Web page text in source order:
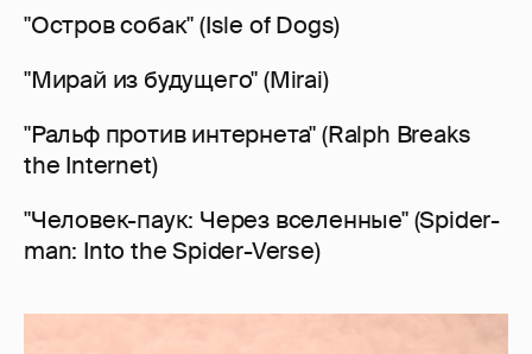
"Остров собак" (Isle of Dogs)
"Мирай из будущего" (Mirai)
"Ральф против интернета" (Ralph Breaks
the Internet)
"Человек-паук: Через вселенные" (Spider-
man: Into the Spider-Verse)